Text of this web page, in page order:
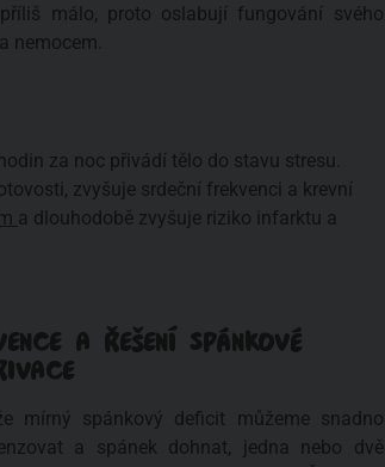
málo, proto oslabují fungování svého
nemocem.
za noc přivádí tělo do stavu stresu.
zvyšuje srdeční frekvenci a krevní
a dlouhodobě zvyšuje riziko infarktu a
A ŘEŠENÍ SPÁNKOVÉ
mírný spánkový deficit můžeme snadno
a spánek dohnat, jedna nebo dvě